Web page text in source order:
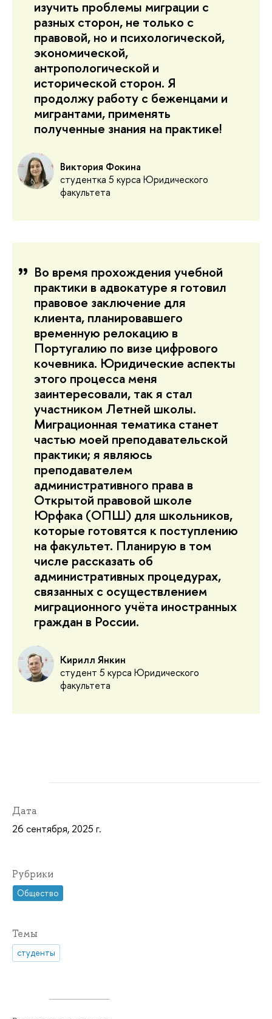
изучить проблемы миграции с
разных сторон, не только с
правовой, но и психологической,
экономической,
антропологической и
исторической сторон. Я
продолжу работу с беженцами и
мигрантами, применять
полученные знания на практике!
Виктория Фокина
студентка 5 курса Юридического
факультета
Во время прохождения учебной
практики в адвокатуре я готовил
правовое заключение для
клиента, планировавшего
временную релокацию в
Португалию по визе цифрового
кочевника. Юридические аспекты
этого процесса меня
заинтересовали, так я стал
участником Летней школы.
Миграционная тематика станет
частью моей преподавательской
практики; я являюсь
преподавателем
административного права в
Открытой правовой школе
Юрфака (ОПШ) для школьников,
которые готовятся к поступлению
на факультет. Планирую в том
числе рассказать об
административных процедурах,
связанных с осуществлением
миграционного учёта иностранных
граждан в России.
Кирилл Янкин
студент 5 курса Юридического
факультета
Дата
26 сентября, 2025 г.
Рубрики
Общество
Темы
студенты